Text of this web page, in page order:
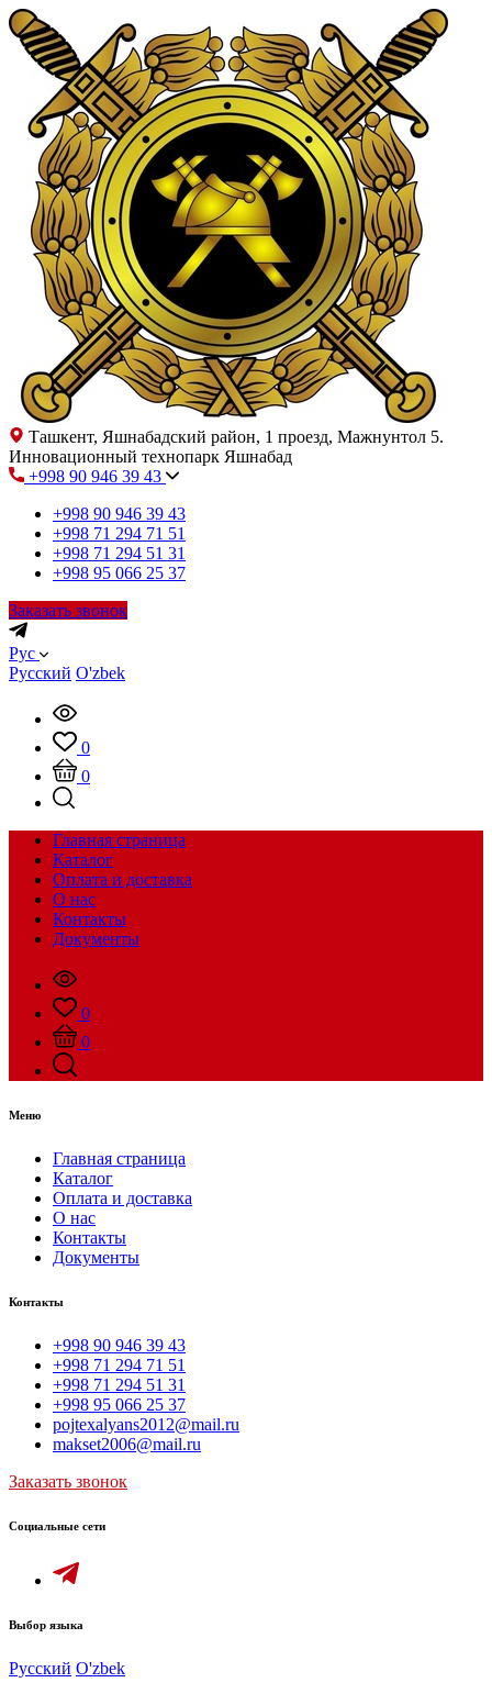
Ташкент, Яшнабадский район, 1 проезд, Мажнунтол 5.
Инновационный технопарк Яшнабад
+998 90 946 39 43
+998 90 946 39 43
+998 71 294 71 51
+998 71 294 51 31
+998 95 066 25 37
Заказать звонок
Рус
Русский O'zbek
0
0
Главная страница
Каталог
Оплата и доставка
О нас
Контакты
Документы
0
0
Меню
Главная страница
Каталог
Оплата и доставка
О нас
Контакты
Документы
Контакты
+998 90 946 39 43
+998 71 294 71 51
+998 71 294 51 31
+998 95 066 25 37
pojtexalyans2012@mail.ru
makset2006@mail.ru
Заказать звонок
Социальные сети
Выбор языка
Русский O'zbek